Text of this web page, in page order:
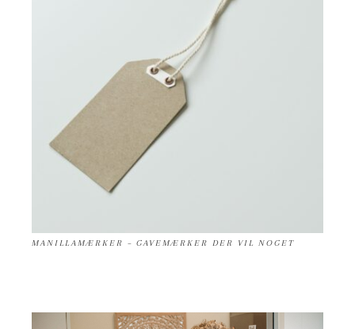
MANILLAMÆRKER – GAVEMÆRKER DER VIL NOGET